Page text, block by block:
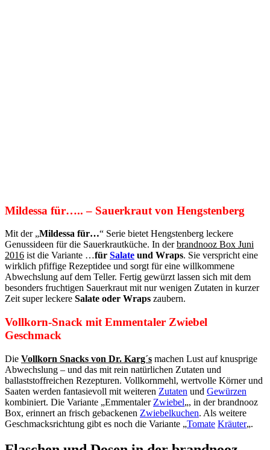
Mildessa für….. – Sauerkraut von Hengstenberg
Mit der „Mildessa für…“ Serie bietet Hengstenberg leckere
Genussideen für die Sauerkrautküche. In derbrandnooz Box Juni
2016 ist die Variante …für Salate und Wraps. Sie verspricht eine
wirklich pfiffige Rezeptidee und sorgt für eine willkommene
Abwechslung auf dem Teller. Fertig gewürzt lassen sich mit dem
besonders fruchtigen Sauerkraut mit nur wenigen Zutaten in kurzer
Zeit super leckere Salate oder Wraps zaubern.
Vollkorn-Snack mit Emmentaler Zwiebel
Geschmack
Die Vollkorn Snacks von Dr. Karg´s machen Lust auf knusprige
Abwechslung – und das mit rein natürlichen Zutaten und
ballaststoffreichen Rezepturen. Vollkornmehl, wertvolle Körner und
Saaten werden fantasievoll mit weiteren Zutaten und Gewürzen
kombiniert. Die Variante „Emmentaler Zwiebel„, in der brandnooz
Box, erinnert an frisch gebackenen Zwiebelkuchen. Als weitere
Geschmacksrichtung gibt es noch die Variante „Tomate Kräuter„.